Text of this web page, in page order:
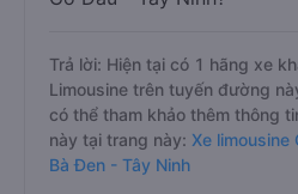
Trả lời: Hiện tại có 1 hãng xe
Limousine trên tuyến đường
có thể tham khảo thêm thông
này tại trang này: Xe limousine
Bà Đen - Tây Ninh